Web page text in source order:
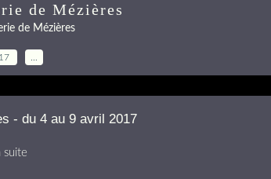
de Mézières
de Mézières
- du 4 au 9 avril 2017
suite